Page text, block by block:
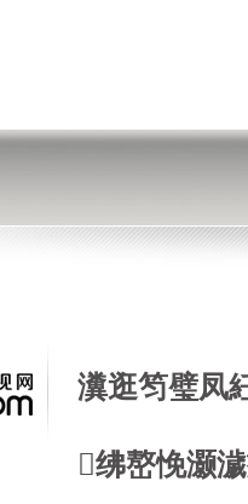
瀵逛笉璧凤
绋嶅悗灏